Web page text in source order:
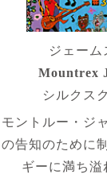
ジェーム
Mountrex
シルクス
モントルー・ジ
の告知のために
ギーに満ち溢